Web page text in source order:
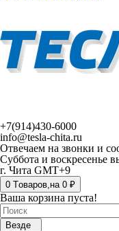
+7(914)430-6000
info@tesla-chita.ru
Отвечаем на звонки и
Суббота и воскресенье
г. Чита GMT+9
0 Tоваров,на 0 ₽
Ваша корзина пуста!
Везде